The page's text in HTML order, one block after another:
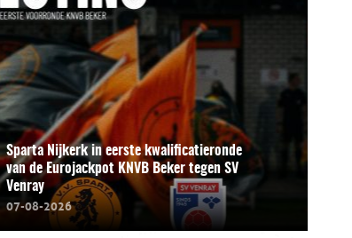
Sparta Nijkerk in eerste kwalificatieronde
van de Eurojackpot KNVB Beker tegen SV
Venray
07-08-2026